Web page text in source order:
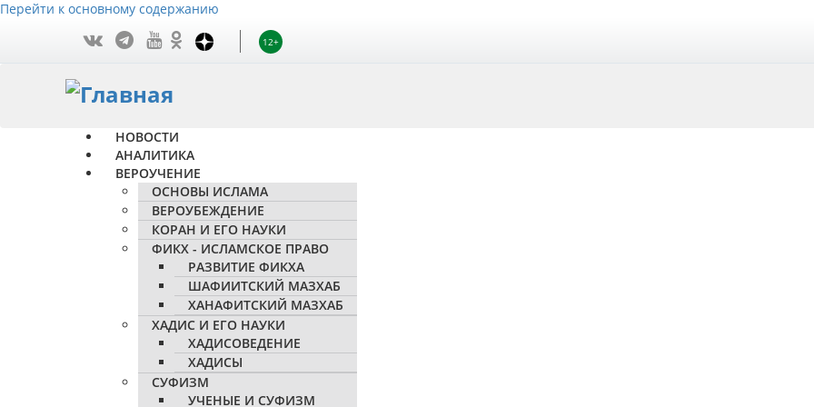
Перейти к основному содержанию
12+
НОВОСТИ
АНАЛИТИКА
ВЕРОУЧЕНИЕ
ОСНОВЫ ИСЛАМА
ВЕРОУБЕЖДЕНИЕ
КОРАН И ЕГО НАУКИ
ФИКХ - ИСЛАМСКОЕ ПРАВО
РАЗВИТИЕ ФИКХА
ШАФИИТСКИЙ МАЗХАБ
ХАНАФИТСКИЙ МАЗХАБ
ХАДИС И ЕГО НАУКИ
ХАДИСОВЕДЕНИЕ
ХАДИСЫ
СУФИЗМ
УЧЕНЫЕ И СУФИЗМ